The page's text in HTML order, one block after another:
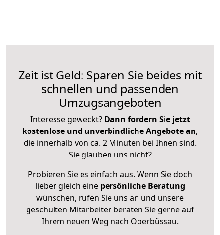
Zeit ist Geld: Sparen Sie beides mit
schnellen und passenden
Umzugsangeboten
Interesse geweckt? Dann fordern Sie jetzt
kostenlose und unverbindliche Angebote an,
die innerhalb von ca. 2 Minuten bei Ihnen sind.
Sie glauben uns nicht?
Probieren Sie es einfach aus. Wenn Sie doch
lieber gleich eine persönliche Beratung
wünschen, rufen Sie uns an und unsere
geschulten Mitarbeiter beraten Sie gerne auf
Ihrem neuen Weg nach Oberbüssau.